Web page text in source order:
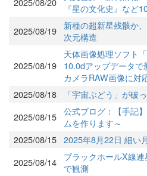
『星の文化史』など
2025/08/19
新種の超新星残骸か
次元構造
2025/08/19
天体画像処理ソフト
10.0dアップデータ
カメラRAW画像に対
2025/08/18
「宇宙ぶどう」が破
2025/08/15 公式ブログ：【手記
ムを作ります～
2025/08/15 2025年8月22日 細い
2025/08/14
ブラックホールX線
で観測